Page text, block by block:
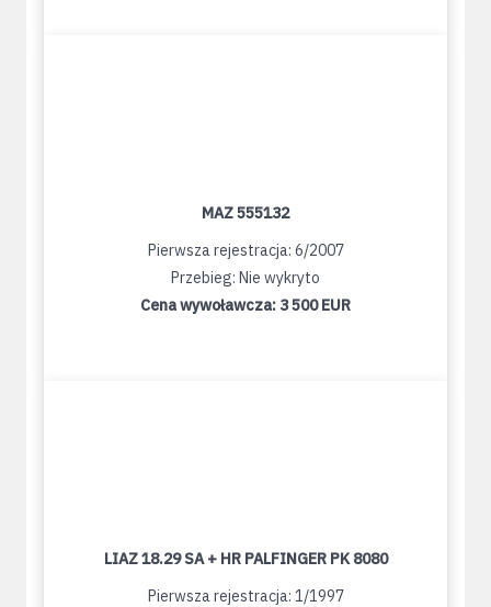
MAZ 555132
Pierwsza rejestracja: 6/2007
Przebieg: Nie wykryto
Cena wywoławcza: 3 500 EUR
LIAZ 18.29 SA + HR PALFINGER PK 8080
Pierwsza rejestracja: 1/1997